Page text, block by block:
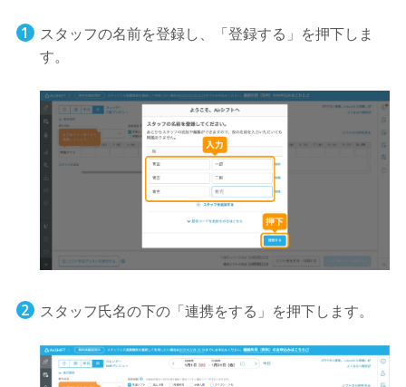
スタッフの名前を登録し、「登録する」を押下しま
す。
スタッフ氏名の下の「連携をする」を押下します。